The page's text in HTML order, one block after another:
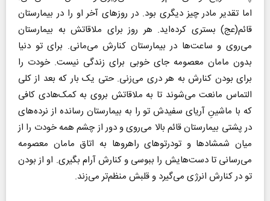
اما تقدیر مادر چیز دیگری بود. در روزهای آخر او را در بیمارستان
قائم(عج) بستری کرده‌اید. هر روز برای ملاقاتش به بیمارستان
می‌روی و ساعت‌ها در بیمارستان کنارش می‌مانی. برای تو دنیا
بدون مامان معصومه جای خوبی برای زندگی نیست. خودت را
برای بودن کنارش به هر دری می‌زنی. حتی یک بار که بعد از کلی
التماس مانعت می‌شوند تا به ملاقاتش بروی به کمک‌هادی ‌کافی
که با ماشینِ آریای سفیدش تو را به بیمارستان رسانده از نرده‌های
در پشتی بیمارستان قائم بالا می‌روی و دور از چشم همه خودت را از
میان شمشادها و تودرتوهای راهروها به اتاق مامان معصومه
می‌رسانی تا دست‌هایش را ببوسی و کنارش آرام بگیری. او از بودن
تو در کنارش انرژی می‌گیرد و قلبش منظم‌تر می‌زند.